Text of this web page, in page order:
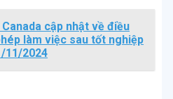
cập nhật về điều
làm việc sau tốt nghiệp
11/2024